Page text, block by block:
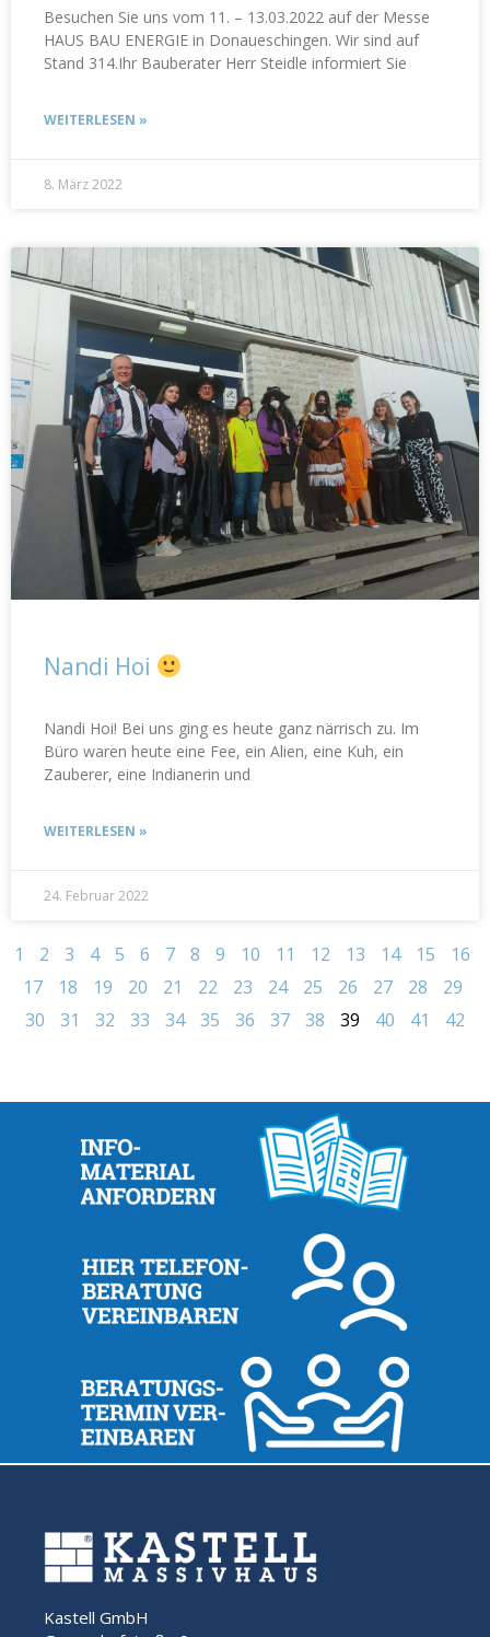
Besuchen Sie uns vom 11. – 13.03.2022 auf der Messe
HAUS BAU ENERGIE in Donaueschingen. Wir sind auf
Stand 314.Ihr Bauberater Herr Steidle informiert Sie
WEITERLESEN »
8. März 2022
Nandi Hoi
Nandi Hoi! Bei uns ging es heute ganz närrisch zu. Im
Büro waren heute eine Fee️, ein Alien, eine Kuh, ein
Zauberer, eine Indianerin und
WEITERLESEN »
24. Februar 2022
1 2 3 4 5 6 7 8 9 10 11 12 13 14 15
16
17
18 19 20 21 22 23 24 25 26 27 28
29
30
31 32 33 34 35 36 37 38 39 40 41 42
Kastell GmbH